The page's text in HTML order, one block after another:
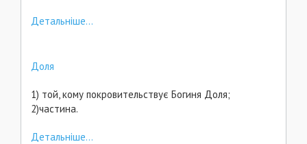
Детальніше...
Доля
1) той, кому покровительствує Богиня Доля;
2)частина.
Детальніше...